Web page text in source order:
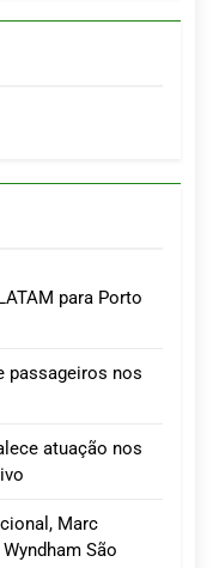
para Porto
passageiros nos
atuação nos
Marc
São